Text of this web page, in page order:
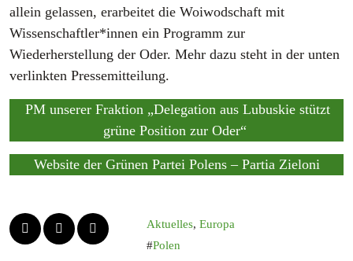
allein gelassen, erarbeitet die Woiwodschaft mit
Wissenschaftler*innen ein Programm zur
Wiederherstellung der Oder. Mehr dazu steht in der unten
verlinkten Pressemitteilung.
PM unserer Fraktion „Delegation aus Lubuskie stützt
grüne Position zur Oder“
Website der Grünen Partei Polens – Partia Zieloni
Aktuelles, Europa
Polen